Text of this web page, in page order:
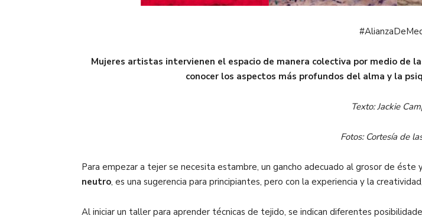
Mujeres artistas intervienen el espacio de manera colectiva por medio de
conocer los aspectos más profundos del alma y la
Texto: Jackie
Fotos: Cortesía de
Para empezar a tejer se necesita estambre, un gancho adecuado al grosor de éste
neutro, es una sugerencia para principiantes, pero con la experiencia y la
Al iniciar un taller para aprender técnicas de tejido, se indican diferentes